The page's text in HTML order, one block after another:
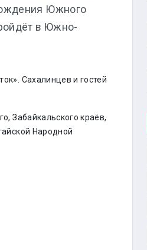
Южного
в Южно-
Сахалинцев и гостей
Забайкальского краёв,
Народной